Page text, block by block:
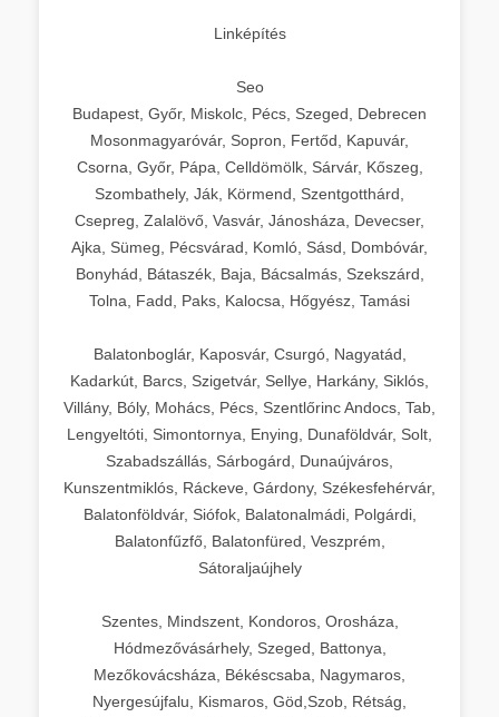
Linképítés
Seo
Budapest, Győr, Miskolc, Pécs, Szeged, Debrecen
Mosonmagyaróvár, Sopron, Fertőd, Kapuvár,
Csorna, Győr, Pápa, Celldömölk, Sárvár, Kőszeg,
Szombathely, Ják, Körmend, Szentgotthárd,
Csepreg, Zalalövő, Vasvár, Jánosháza, Devecser,
Ajka, Sümeg, Pécsvárad, Komló, Sásd, Dombóvár,
Bonyhád, Bátaszék, Baja, Bácsalmás, Szekszárd,
Tolna, Fadd, Paks, Kalocsa, Hőgyész, Tamási
Balatonboglár, Kaposvár, Csurgó, Nagyatád,
Kadarkút, Barcs, Szigetvár, Sellye, Harkány, Siklós,
Villány, Bóly, Mohács, Pécs, Szentlőrinc Andocs, Tab,
Lengyeltóti, Simontornya, Enying, Dunaföldvár, Solt,
Szabadszállás, Sárbogárd, Dunaújváros,
Kunszentmiklós, Ráckeve, Gárdony, Székesfehérvár,
Balatonföldvár, Siófok, Balatonalmádi, Polgárdi,
Balatonfűzfő, Balatonfüred, Veszprém,
Sátoraljaújhely
Szentes, Mindszent, Kondoros, Orosháza,
Hódmezővásárhely, Szeged, Battonya,
Mezőkovácsháza, Békéscsaba, Nagymaros,
Nyergesújfalu, Kismaros, Göd,Szob, Rétság,